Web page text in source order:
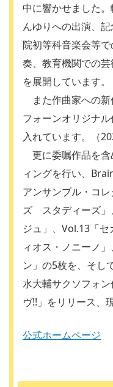
中に響かせました
んゆりへの出演、
院初等科音楽会等
奏、教育機関での
を展開しています。
また作曲家への新
フォーンオリジナ
入れています。（
更に委嘱作品を含
ィングを行い、
アンサンブル・コ
ズ スタディーズ」
ジュ」、Vol.13「
ィオス・ノニーノ
ン」の5枚を、そし
水大輔サクソフォ
ヴ!!」をリリース、
公式ホームページ